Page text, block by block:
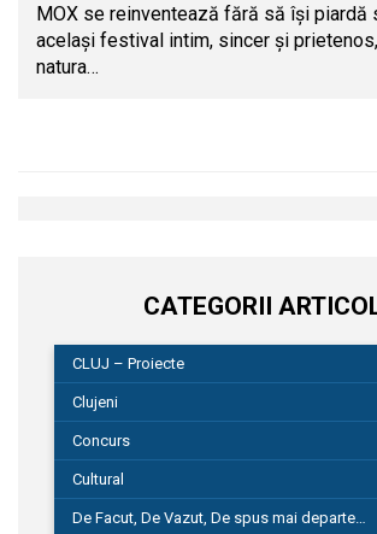
MOX se reinventează fără să își piardă
același festival intim, sincer și
natura…
CATEGORII
CLUJ – Proiecte
Clujeni
Concurs
Cultural
De Facut, De Vazut, De spus mai departe…